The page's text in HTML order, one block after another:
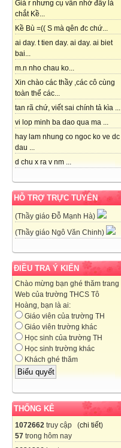
Già r nhưng cụ vẫn nhớ đây là
chắt Kề...
Kề Bù =(( S mà qên đc chứ...
ai day. t tien day. ai day. ai biet
bai...
m.n nho chau ko...
Xin chào các thầy ,các cô cùng
toàn thể các...
tan rã chứ, viết sai chính tả kìa ...
vi lop minh ba dao qua ma ...
hay lam nhung co ngoc ko ve dc
dau ...
d chu x ra v nm ...
HỖ TRỢ TRỰC TUYẾN
(Thầy giáo Đỗ Mạnh Hà)
(Thầy giáo Ngô Văn Chinh)
ĐIỀU TRA Ý KIẾN
Chào mừng bạn ghé thăm trang
Web của trường THCS Tô
Hoàng, bạn là ai:
Giáo viên của trường TH
Giáo viên trường khác
Học sinh của trường TH
Học sinh trường khác
Khách ghé thăm
THỐNG KÊ
1072662 truy cập (chi tiết)
57 trong hôm nay